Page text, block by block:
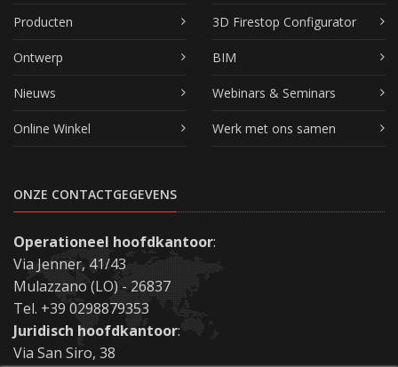
Producten
Ontwerp
Nieuws
Online Winkel
3D Firestop Configurator
BIM
Webinars & Seminars
Werk met ons samen
ONZE CONTACTGEGEVENS
Operationeel hoofdkantoor:
Via Jenner, 41/43
Mulazzano (LO) - 26837
Tel. +39 0298879353
Juridisch hoofdkantoor:
Via San Siro, 38